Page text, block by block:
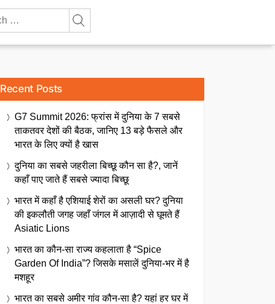
Recent Posts
G7 Summit 2026: फ्रांस में दुनिया के 7 सबसे
ताकतवर देशों की बैठक, जानिए 13 बड़े फैसले और
भारत के लिए क्यों है खास
दुनिया का सबसे जहरीला बिच्छू कौन सा है?, जानें
कहाँ पाए जाते हैं सबसे ज्यादा बिच्छू
भारत में कहाँ है एशियाई शेरों का असली घर? दुनिया
की इकलौती जगह जहाँ जंगल में आज़ादी से घूमते हैं
Asiatic Lions
भारत का कौन-सा राज्य कहलाता है “Spice
Garden Of India”? जिसके मसालें दुनिया-भर में है
मशहूर
भारत का सबसे अमीर गांव कौन-सा है? यहां हर घर में